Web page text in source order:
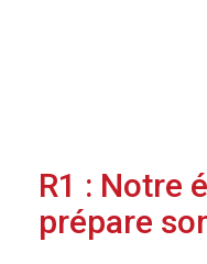
R1 : Notre
prépare